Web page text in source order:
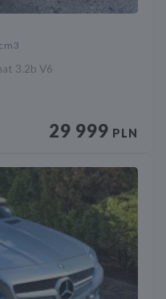
3.2b V6
29 999 PLN